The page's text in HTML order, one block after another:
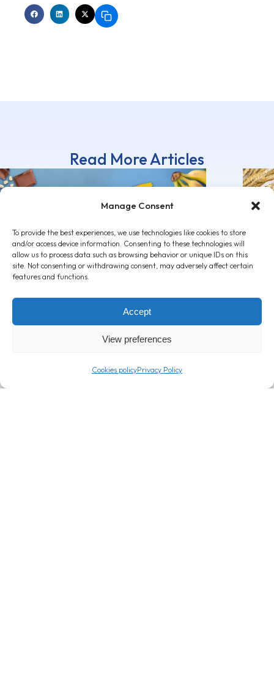
Manage Consent
To provide the best experiences, we use technologies like cookies to store
and/or access device information. Consenting to these technologies will
allow us to process data such as browsing behavior or unique IDs on this
site. Not consenting or withdrawing consent, may adversely affect certain
features and functions.
Accept
View preferences
Cookies policyPrivacy Policy
Read More Articles
Μπανάνα: Αποκομίστε τα οφέλη
της απολαμβάνοντας μια Corny
Big Banana!
22 Φεβρουαρίου, 2024 2